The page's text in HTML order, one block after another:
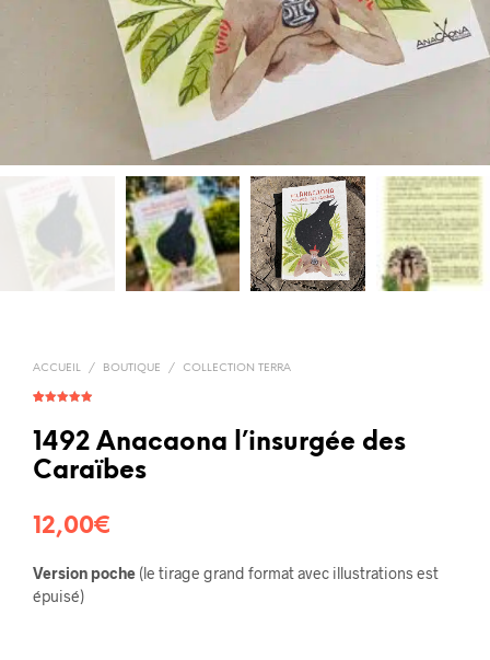
ACCUEIL / BOUTIQUE / COLLECTION TERRA
basé sur
notations
1492 Anacaona l’insurgée des
Caraïbes
12,00€
Version poche (le tirage grand format avec illustrations est
épuisé)